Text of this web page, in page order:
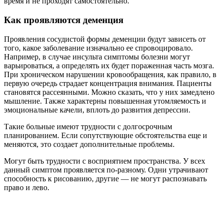
Как проявляются деменция
Проявления сосудистой формы деменции будут зависеть от
того, какое заболевание изначально ее спровоцировало.
Например, в случае инсульта симптомы болезни могут
варьироваться, а определять их будет пораженная часть мозга.
При хроническом нарушении кровообращения, как правило, в
первую очередь страдает концентрация внимания. Пациенты
становятся рассеянными. Можно сказать, что у них замедлено
мышление. Также характерны повышенная утомляемость и
эмоциональные качели, вплоть до развития депрессии.
Такие больные имеют трудности с долгосрочным
планированием. Если сопутствующие обстоятельства еще и
меняются, это создает дополнительные проблемы.
Могут быть трудности с восприятием пространства. У всех
данный симптом проявляется по-разному. Одни утрачивают
способность к рисованию, другие — не могут распознавать
право и лево.